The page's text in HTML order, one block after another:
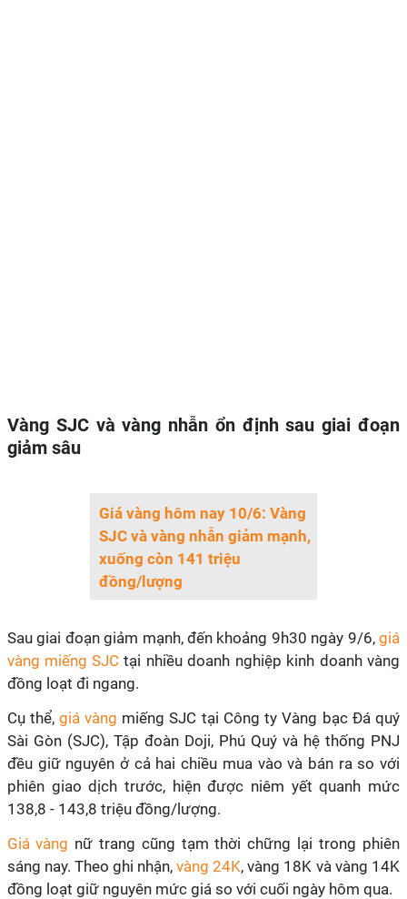
Vàng SJC và vàng nhẫn ổn định sau giai đoạn
giảm sâu
Giá vàng hôm nay 10/6: Vàng
SJC và vàng nhẫn giảm mạnh,
xuống còn 141 triệu
đồng/lượng
Sau giai đoạn giảm mạnh, đến khoảng 9h30 ngày 9/6, giá
vàng miếng SJC tại nhiều doanh nghiệp kinh doanh vàng
đồng loạt đi ngang.
Cụ thể, giá vàng miếng SJC tại Công ty Vàng bạc Đá quý
Sài Gòn (SJC), Tập đoàn Doji, Phú Quý và hệ thống PNJ
đều giữ nguyên ở cả hai chiều mua vào và bán ra so với
phiên giao dịch trước, hiện được niêm yết quanh mức
138,8 - 143,8 triệu đồng/lượng.
Giá vàng nữ trang cũng tạm thời chững lại trong phiên
sáng nay. Theo ghi nhận, vàng 24K, vàng 18K và vàng 14K
đồng loạt giữ nguyên mức giá so với cuối ngày hôm qua.